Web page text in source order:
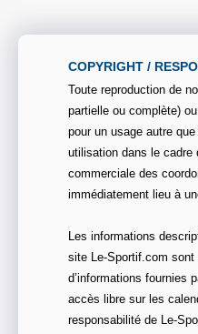
COPYRIGHT /
Toute reproduction de
partielle ou complète)
pour un usage autre
utilisation dans le cadre
commerciale des
immédiatement lieu à
Les informations
site Le-Sportif.com
d’informations fournies
accès libre sur les
responsabilité de Le-